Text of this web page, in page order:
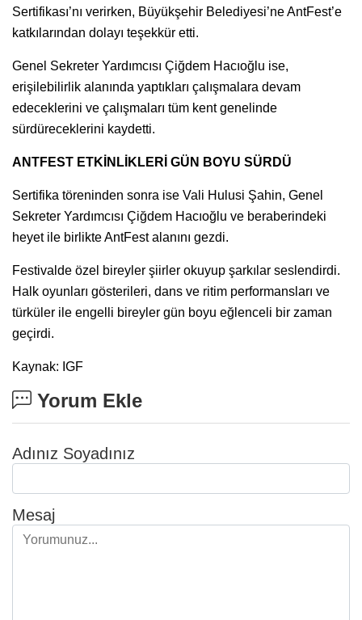
Sertifikası’nı verirken, Büyükşehir Belediyesi’ne AntFest’e
katkılarından dolayı teşekkür etti.
Genel Sekreter Yardımcısı Çiğdem Hacıoğlu ise,
erişilebilirlik alanında yaptıkları çalışmalara devam
edeceklerini ve çalışmaları tüm kent genelinde
sürdüreceklerini kaydetti.
ANTFEST ETKİNLİKLERİ GÜN BOYU SÜRDÜ
Sertifika töreninden sonra ise Vali Hulusi Şahin, Genel
Sekreter Yardımcısı Çiğdem Hacıoğlu ve beraberindeki
heyet ile birlikte AntFest alanını gezdi.
Festivalde özel bireyler şiirler okuyup şarkılar seslendirdi.
Halk oyunları gösterileri, dans ve ritim performansları ve
türküler ile engelli bireyler gün boyu eğlenceli bir zaman
geçirdi.
Kaynak: IGF
Yorum Ekle
Adınız Soyadınız
Mesaj